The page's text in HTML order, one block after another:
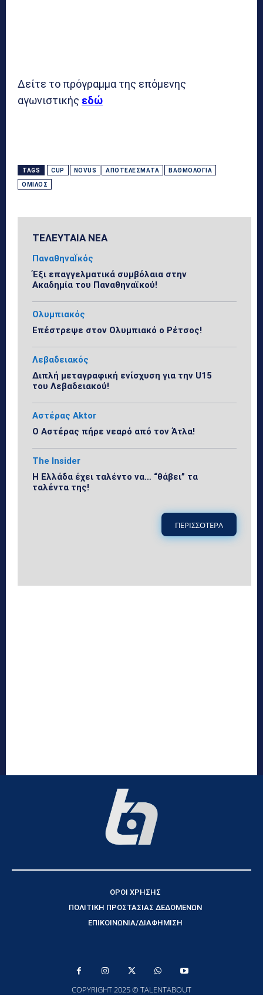
Δείτε το πρόγραμμα της επόμενης
αγωνιστικής εδώ
TAGS CUP NOVUS ΑΠΟΤΕΛΈΣΜΑΤΑ ΒΑΘΜΟΛΟΓΊΑ
ΌΜΙΛΟΣ
ΤΕΛΕΥΤΑΙΑ ΝΕΑ
ΠαναθηναΪκός
Έξι επαγγελματικά συμβόλαια στην
Ακαδημία του Παναθηναϊκού!
Ολυμπιακός
Επέστρεψε στον Ολυμπιακό ο Ρέτσος!
Λεβαδειακός
Διπλή μεταγραφική ενίσχυση για την U15
του Λεβαδειακού!
Αστέρας Aktor
Ο Αστέρας πήρε νεαρό από τον Άτλα!
The Insider
Η Ελλάδα έχει ταλέντο να… “θάβει” τα
ταλέντα της!
ΠΕΡΙΣΣΟΤΕΡΑ
ΟΡΟΙ ΧΡΗΣΗΣ
ΠΟΛΙΤΙΚΗ ΠΡΟΣΤΑΣΙΑΣ ΔΕΔΟΜΕΝΩΝ
ΕΠΙΚΟΙΝΩΝΙΑ/ΔΙΑΦΗΜΙΣΗ
COPYRIGHT 2025 © TALENTABOUT